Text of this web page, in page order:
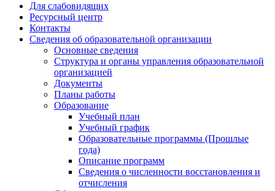
Для слабовидящих
Ресурсный центр
Контакты
Сведения об образовательной организации
Основные сведения
Структура и органы управления образовательной
организацией
Документы
Планы работы
Образование
Учебный план
Учебный график
Образовательные программы (Прошлые
года)
Описание программ
Сведения о численности восстановления и
отчисления